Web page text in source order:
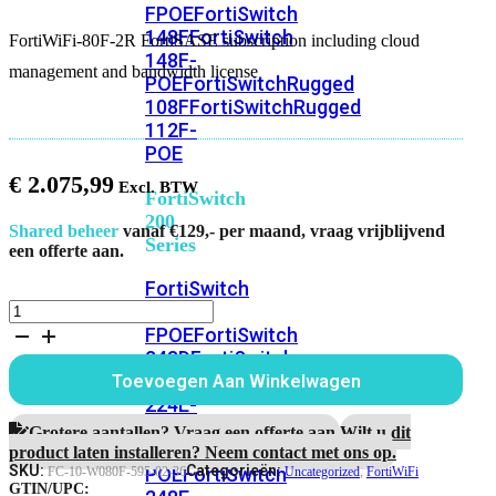
FPOEFortiSwitch
148FFortiSwitch
148F-
POEFortiSwitchRugged
108FFortiSwitchRugged
112F-
POE
FortiSwitch
200
Series
FortiSwitch
FPOEFortiSwitch
248DFortiSwitch
224EFortiswitch
224E-
POEFortiSwitch
248E-
POEFortiSwitch
FortiWiFi-80F-2R FortiSASE subscription including cloud
management and bandwidth license
€ 2.075,99
Shared beheer vanaf €129,- per maand, vraag vrijblijvend
een offerte aan.
FortiWiFi-
80F-
FortiSASE
subscription
including
cloud
management
and
bandwidth
Toevoegen Aan Winkelwagen
Grotere aantallen? Vraag een offerte aan.Wilt u dit
product laten installeren? Neem contact met ons op.
SKU:FC-10-W080F-595-02-36Categorieën:Uncategorized,FortiWiFi
GTIN/UPC: